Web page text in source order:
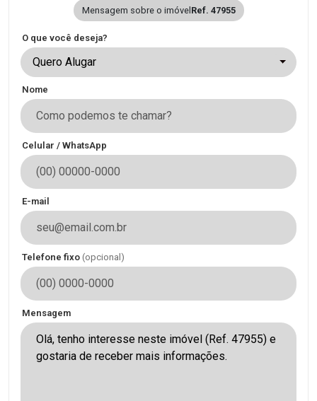
Mensagem sobre o imóvelRef. 47955
O que você deseja?
Quero Alugar
Nome
Celular / WhatsApp
E-mail
Telefone fixo (opcional)
Mensagem